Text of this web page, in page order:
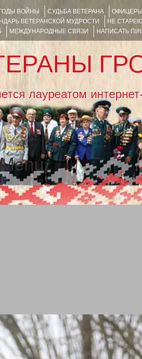
ВОЙНЫ СУДЬБА ВЕТЕРАНА
ВЕТЕРАНСКОЙ МУДРОСТИ НЕ
МЕЖДУНАРОДНЫЕ СВЯЗИ НАПИСАТЬ
лауреатом
Menu
SKIP TO CONTENT